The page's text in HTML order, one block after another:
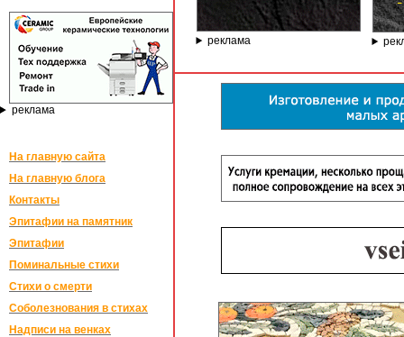
реклама
На главную сайта
На главную блога
Контакты
Эпитафии на памятник
Эпитафии
Поминальные стихи
Стихи о смерти
Соболезнования в стихах
Надписи на венках
реклама